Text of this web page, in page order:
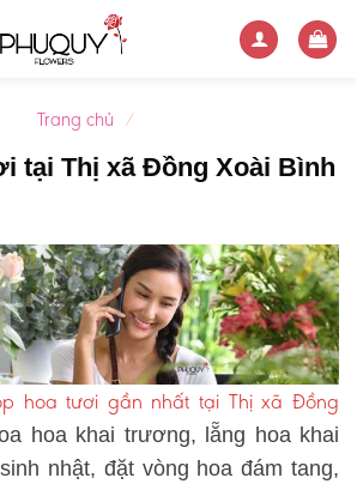
Trang chủ /
tại Thị xã Đồng Xoài Bình
hoa tươi gần nhất tại Thị xã Đồng
hoa khai trương, lẵng hoa khai
nhật, đặt vòng hoa đám tang,